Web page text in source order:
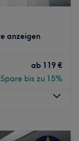
anzeigen
ab 119 €
Spare bis zu 15%
10:00–19:30